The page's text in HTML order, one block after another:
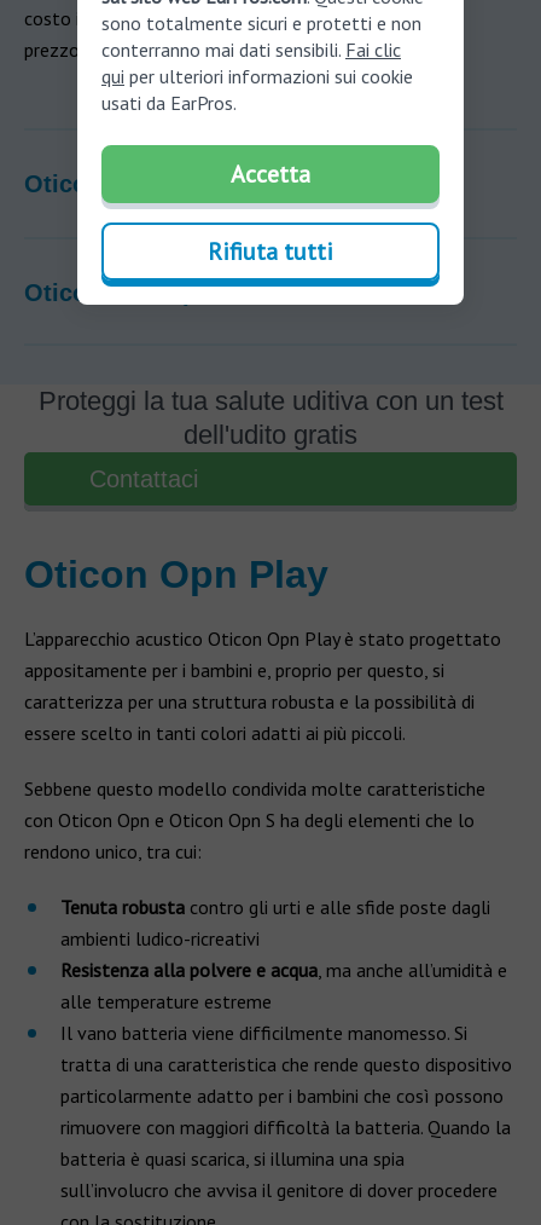
costo inferiore rispetto agli altri apparecchi acustici. Il
prezzo è di circa 1.080€/dispositivo.
Oticon More: recensioni degli utenti
Oticon More: prezzi medi in Italia
Proteggi la tua salute uditiva con un test
dell'udito gratis
Contattaci
Oticon Opn Play
L’apparecchio acustico Oticon Opn Play è stato progettato
appositamente per i bambini e, proprio per questo, si
caratterizza per una struttura robusta e la possibilità di
essere scelto in tanti colori adatti ai più piccoli.
Sebbene questo modello condivida molte caratteristiche
con Oticon Opn e Oticon Opn S ha degli elementi che lo
rendono unico, tra cui:
Tenuta robusta contro gli urti e alle sfide poste dagli
ambienti ludico-ricreativi
Resistenza alla polvere e acqua , ma anche all’umidità e
alle temperature estreme
Il vano batteria viene difficilmente manomesso. Si
tratta di una caratteristica che rende questo dispositivo
particolarmente adatto per i bambini che così possono
rimuovere con maggiori difficoltà la batteria. Quando la
batteria è quasi scarica, si illumina una spia
sull’involucro che avvisa il genitore di dover procedere
sono totalmente sicuri e protetti e non
conterranno mai dati sensibili. Fai clic
qui per ulteriori informazioni sui cookie
usati da EarPros.
Accetta
Rifiuta tutti